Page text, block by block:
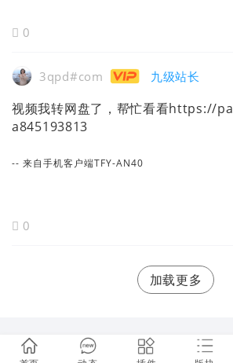
0
3qpd#com 九级站长
视频我转网盘了，帮忙看看https://
a845193813
-- 来自手机客户端TFY-AN40
0
加载更多